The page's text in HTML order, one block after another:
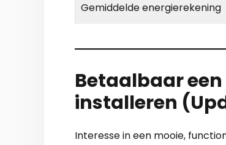
Gemiddelde energierekening
Betaalbaar
installeren
Interesse in een mooie,